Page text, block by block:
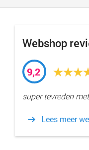
Webshop
9,2
super tevreden
Lees meer